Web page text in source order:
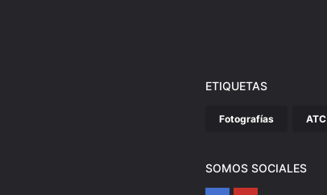
ETIQUETAS
Fotografías ATC
SOMOS SOCIALES